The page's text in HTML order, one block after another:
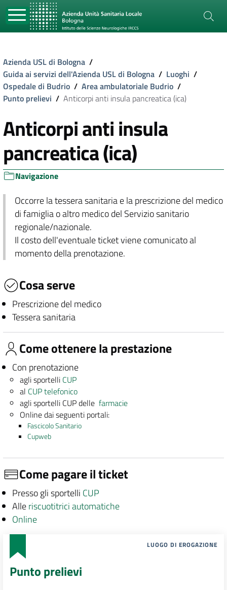
Azienda USL di Bologna /
Guida ai servizi dell'Azienda USL di Bologna / Luoghi /
Ospedale di Budrio / Area ambulatoriale Budrio /
Punto prelievi / Anticorpi anti insula pancreatica (ica)
Anticorpi anti insula
pancreatica (ica)
Navigazione
Occorre la tessera sanitaria e la prescrizione del medico
di famiglia o altro medico del Servizio sanitario
regionale/nazionale.
Il costo dell'eventuale ticket viene comunicato al
momento della prenotazione.
Cosa serve
Prescrizione del medico
Tessera sanitaria
Come ottenere la prestazione
Con prenotazione
agli sportelli CUP
al CUP telefonico
agli sportelli CUP dellefarmacie
Online dai seguenti portali:
Fascicolo Sanitario
Cupweb
Come pagare il ticket
Presso gli sportelli CUP
Alleriscuotitrici automatiche
Online
LUOGO DI EROGAZIONE
Punto prelievi